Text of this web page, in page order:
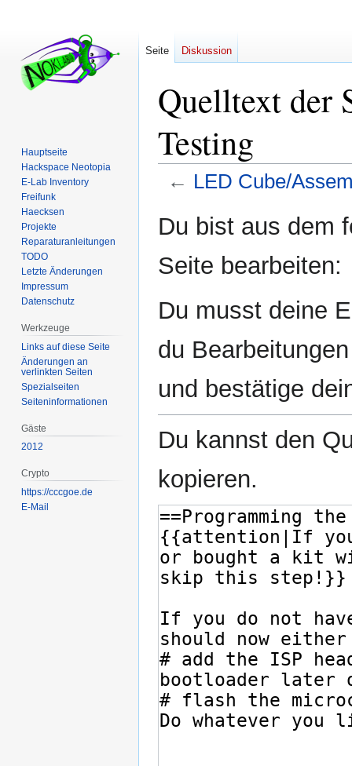
Quelltext der
Testing
← LED Cube/
Navigation
Suche
Du bist aus dem
Seite bearbeiten:
Du musst deine
du
und bestätige
Du kannst den
kopieren.
Seite Diskussion
Hauptseite
Hackspace Neotopia
E-Lab Inventory
Freifunk
Haecksen
Projekte
Reparaturanleitungen
TODO
Letzte Änderungen
Impressum
Datenschutz
Werkzeuge
Links auf diese Seite
Änderungen an
verlinkten Seiten
Spezialseiten
Seiten­­informationen
Gäste
2012
Crypto
https://cccgoe.de
E-Mail